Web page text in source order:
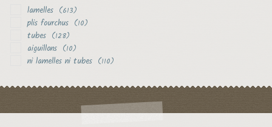
lamelles (613)
plis fourchus (10)
tubes (128)
aiguillons (10)
ni lamelles ni tubes (110)